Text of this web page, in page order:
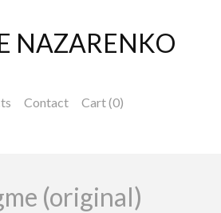
NAZARENKO
Contact Cart (0)
(original)